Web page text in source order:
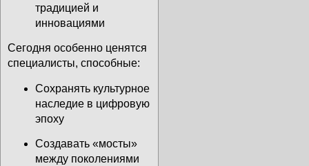
традицией и
инновациями
Сегодня особенно ценятся
специалисты, способные:
Сохранять культурное
наследие в цифровую
эпоху
Создавать «мосты»
между поколениями